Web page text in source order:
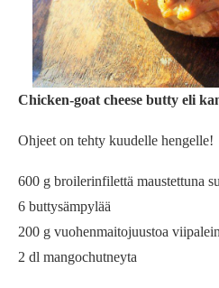
Chicken-goat cheese butty eli
Ohjeet on tehty kuudelle hengelle!
600 g broilerinfilettä maustettuna
6 buttysämpylää
200 g vuohenmaitojuustoa
2 dl mangochutneyta